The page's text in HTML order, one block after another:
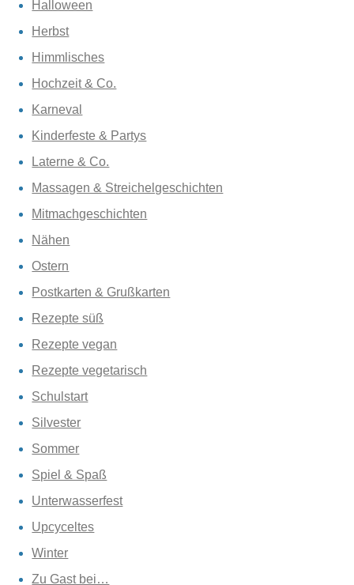
Halloween
Herbst
Himmlisches
Hochzeit & Co.
Karneval
Kinderfeste & Partys
Laterne & Co.
Massagen & Streichelgeschichten
Mitmachgeschichten
Nähen
Ostern
Postkarten & Grußkarten
Rezepte süß
Rezepte vegan
Rezepte vegetarisch
Schulstart
Silvester
Sommer
Spiel & Spaß
Unterwasserfest
Upcyceltes
Winter
Zu Gast bei…